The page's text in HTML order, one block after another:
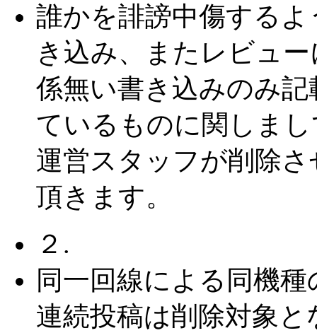
誰かを誹謗中傷するよ
き込み、またレビュー
係無い書き込みのみ記
ているものに関しま
運営スタッフが削除さ
頂きます。
２.
同一回線による同機種
連続投稿は削除対象と